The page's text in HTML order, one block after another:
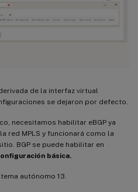
de la interfaz virtual
se dejaron por defecto.
necesitamos habilitar eBGP ya
red MPLS y funcionará como la
BGP se puede habilitar en
básica.
autónomo 13.